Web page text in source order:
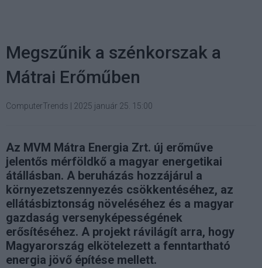
Megszűnik a szénkorszak a
Mátrai Erőműben
ComputerTrends 2025 január 25. 15:00
Az MVM Mátra Energia Zrt. új erőműve
jelentős mérföldkő a magyar energetikai
átállásban. A beruházás hozzájárul a
környezetszennyezés csökkentéséhez, az
ellátásbiztonság növeléséhez és a magyar
gazdaság versenyképességének
erősítéséhez. A projekt rávilágít arra, hogy
Magyarország elkötelezett a fenntartható
energia jövő építése mellett.